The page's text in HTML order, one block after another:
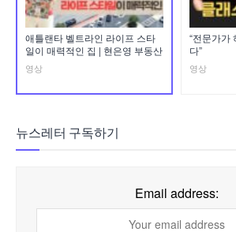
애틀랜타 벨트라인 라이프 스타
일이 매력적인 집 | 현은영 부동산
영상
“전문가가
다”
영상
뉴스레터 구독하기
Email address: